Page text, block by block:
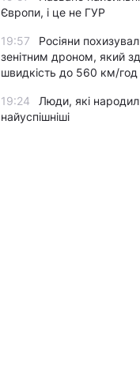
Європи, і це не ГУР
19:57
Росіяни
зенітним дроном, який
швидкість до 560 км/год
19:24
Люди, які
найуспішніші